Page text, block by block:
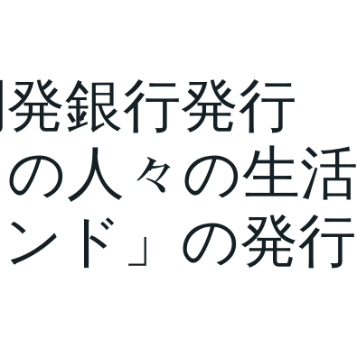
銀行発行
の人々の生活
ド」の発行